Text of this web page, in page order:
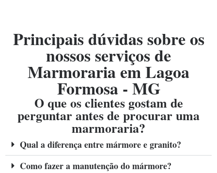
Principais dúvidas sobre os
nossos serviços de
Marmoraria em Lagoa
Formosa - MG
O que os clientes gostam de
perguntar antes de procurar uma
marmoraria?
Qual a diferença entre mármore e granito?
Como fazer a manutenção do mármore?